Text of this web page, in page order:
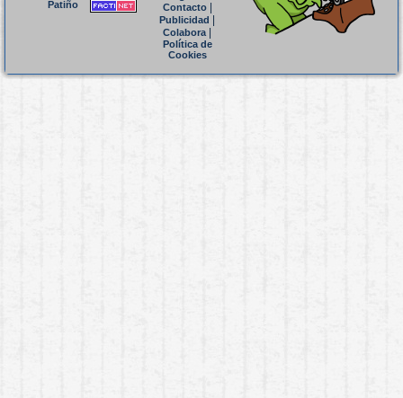
Patiño
Contacto|
Publicidad
Colabora|
Política de
Cookies